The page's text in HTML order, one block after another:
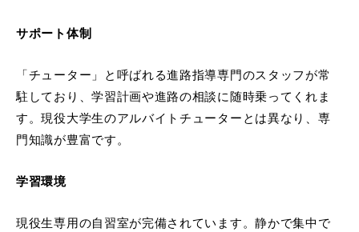
サポート体制
「チューター」と呼ばれる進路指導専門のスタッフが常
駐しており、学習計画や進路の相談に随時乗ってくれま
す。現役大学生のアルバイトチューターとは異なり、専
門知識が豊富です。
学習環境
現役生専用の自習室が完備されています。静かで集中で